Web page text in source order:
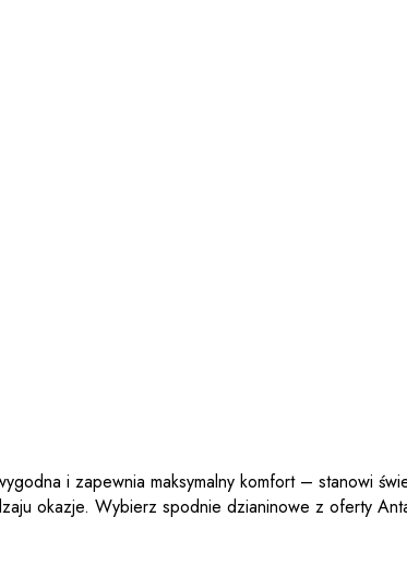
i zapewnia maksymalny komfort – stanowi
okazje. Wybierz spodnie dzianinowe z oferty